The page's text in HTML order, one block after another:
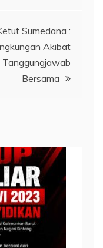
Sumedana :
Akibat
Bersama